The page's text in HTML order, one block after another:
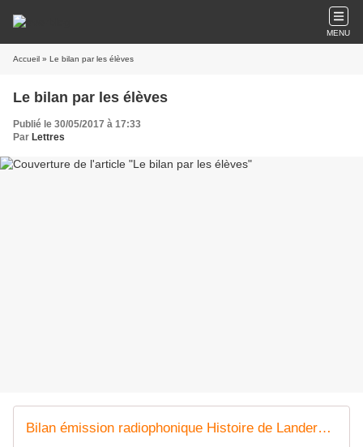
MENU
Accueil » Le bilan par les élèves
Le bilan par les élèves
Publié le 30/05/2017 à 17:33
Par Lettres
Bilan émission radiophonique Histoire de Landerneau